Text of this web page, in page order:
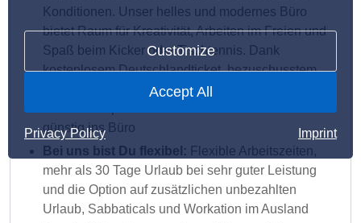
Customize
Accept All
Privacy Policy Imprint
Konditionen. Unser helles und modernes Büro
bietet Raum für Kreativität, Arbeiten im Freien und
Spaß beim Kicker oder Tischtennis. Dank
kostenlosem Deutschlandticket, bezuschusstem
Fahrrad-/eBike-Leasing und kostenlosen
günstig ins Büro
Bei uns bist Du flexibel: Flexible Arbeitszeiten,
mehr als 30 Tage Urlaub bei sehr guter Leistung
und die Option auf zusätzlichen unbezahlten
Urlaub, Sabbaticals und Workation im Ausland